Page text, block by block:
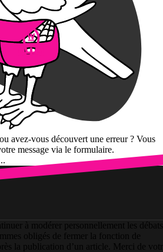
avez-vous découvert une erreur ? Vous
message via le formulaire.
à modérer personnellement les débats
obligés de fermer la fonction de
la publication d’un article. Merci de